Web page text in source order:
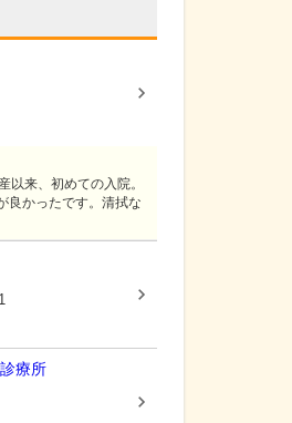
以来、初めての入院。
良かったです。清拭な
療所